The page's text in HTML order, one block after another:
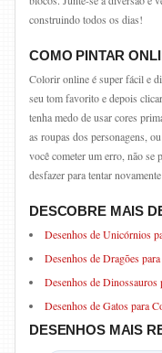
construindo todos os dias!
COMO PINTAR
Colorir online é super fácil e
seu tom favorito e depois
tenha medo de usar cores
as roupas dos personagens,
você cometer um erro, não se
desfazer para tentar
DESCOBRE MAIS
Desenhos de Unicórnios
Desenhos de Dragões
Desenhos de Dinossauros
Desenhos de Gatos para
DESENHOS MAIS